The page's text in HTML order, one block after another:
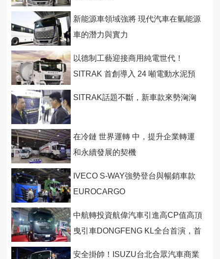
新能源車領域強將 現代汽車在氫能源
車的潛力與實力
以德制工藝迎接商用純電世代！
SITRAK 首創導入 24 噸電動水泥預
SITRAK話題不斷，新車款來勢洶洶
在冷鏈 世界運轉 中，提升企業轉運
和永續發展的契機
IVECO S-WAY強勢登台與暢銷車款
EUROCARGO
中航轉投資航偉汽車引進高CP值高頂
曳引車DONGFENG KL全台首演，首
安全掛帥！ISUZU台北合眾汽車商業